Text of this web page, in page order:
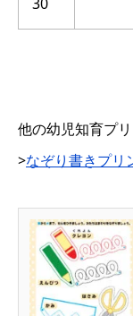
他の幼児知育プ
>なぞり書きプリ